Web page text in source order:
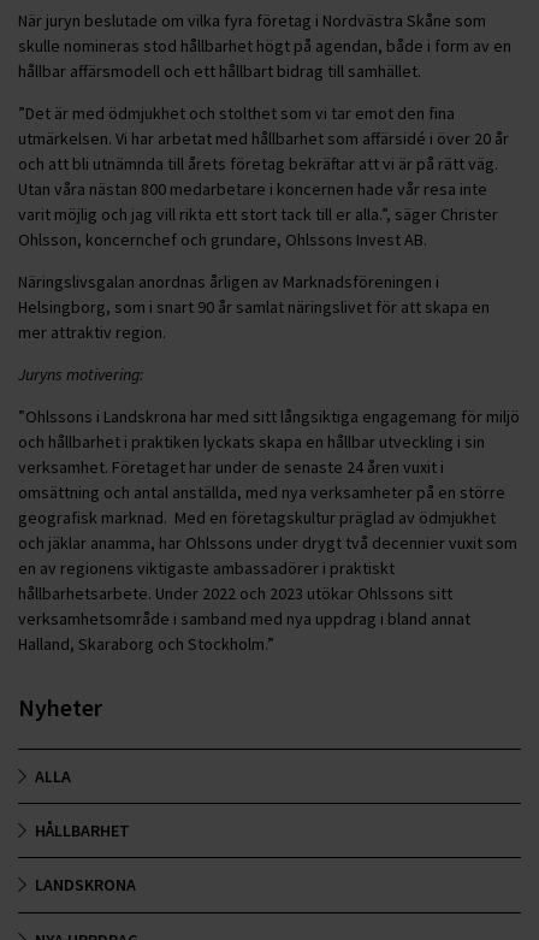
När juryn beslutade om vilka fyra företag i Nordvästra Skåne som
skulle nomineras stod hållbarhet högt på agendan, både i form av en
hållbar affärsmodell och ett hållbart bidrag till samhället.
”Det är med ödmjukhet och stolthet som vi tar emot den fina
utmärkelsen. Vi har arbetat med hållbarhet som affärsidé i över 20 år
och att bli utnämnda till årets företag bekräftar att vi är på rätt väg.
Utan våra nästan 800 medarbetare i koncernen hade vår resa inte
varit möjlig och jag vill rikta ett stort tack till er alla.”, säger Christer
Ohlsson, koncernchef och grundare, Ohlssons Invest AB.
Näringslivsgalan anordnas årligen av Marknadsföreningen i
Helsingborg, som i snart 90 år samlat näringslivet för att skapa en
mer attraktiv region.
Juryns motivering:
”Ohlssons i Landskrona har med sitt långsiktiga engagemang för miljö
och hållbarhet i praktiken lyckats skapa en hållbar utveckling i sin
verksamhet. Företaget har under de senaste 24 åren vuxit i
omsättning och antal anställda, med nya verksamheter på en större
geografisk marknad. Med en företagskultur präglad av ödmjukhet
och jäklar anamma, har Ohlssons under drygt två decennier vuxit som
en av regionens viktigaste ambassadörer i praktiskt
hållbarhetsarbete. Under 2022 och 2023 utökar Ohlssons sitt
verksamhetsområde i samband med nya uppdrag i bland annat
Halland, Skaraborg och Stockholm.”
Nyheter
ALLA
HÅLLBARHET
LANDSKRONA